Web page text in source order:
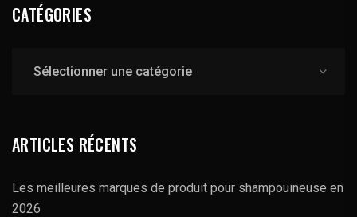
CATÉGORIES
ARTICLES RÉCENTS
Les meilleures marques de produit pour shampouineuse en
2026